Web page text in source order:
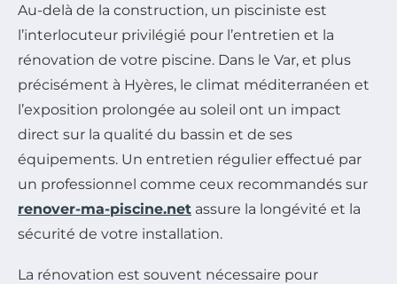
Au-delà de la construction, un pisciniste est
l’interlocuteur privilégié pour l’entretien et la
rénovation de votre piscine. Dans le Var, et plus
précisément à Hyères, le climat méditerranéen et
l’exposition prolongée au soleil ont un impact
direct sur la qualité du bassin et de ses
équipements. Un entretien régulier effectué par
un professionnel comme ceux recommandés sur
renover-ma-piscine.net assure la longévité et la
sécurité de votre installation.
La rénovation est souvent nécessaire pour